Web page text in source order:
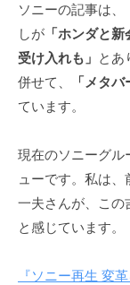
ソニーの記事は、
しが 「ホンダと新
受け入れも」 とあ
併せて、
「メタ
ています。
現在のソニーグル
ューです。私は、
一夫さんが、この
と感じています。
『ソニー再生 変